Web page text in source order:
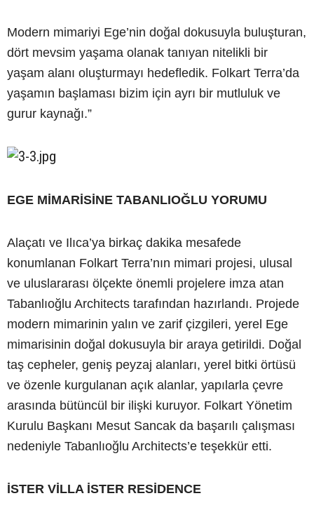
Modern mimariyi Ege’nin doğal dokusuyla buluşturan,
dört mevsim yaşama olanak tanıyan nitelikli bir
yaşam alanı oluşturmayı hedefledik. Folkart Terra’da
yaşamın başlaması bizim için ayrı bir mutluluk ve
gurur kaynağı.”
EGE MİMARİSİNE TABANLIOĞLU YORUMU
Alaçatı ve Ilıca’ya birkaç dakika mesafede
konumlanan Folkart Terra’nın mimari projesi, ulusal
ve uluslararası ölçekte önemli projelere imza atan
Tabanlıoğlu Architects tarafından hazırlandı. Projede
modern mimarinin yalın ve zarif çizgileri, yerel Ege
mimarisinin doğal dokusuyla bir araya getirildi. Doğal
taş cepheler, geniş peyzaj alanları, yerel bitki örtüsü
ve özenle kurgulanan açık alanlar, yapılarla çevre
arasında bütüncül bir ilişki kuruyor. Folkart Yönetim
Kurulu Başkanı Mesut Sancak da başarılı çalışması
nedeniyle Tabanlıoğlu Architects’e teşekkür etti.
İSTER VİLLA İSTER RESİDENCE